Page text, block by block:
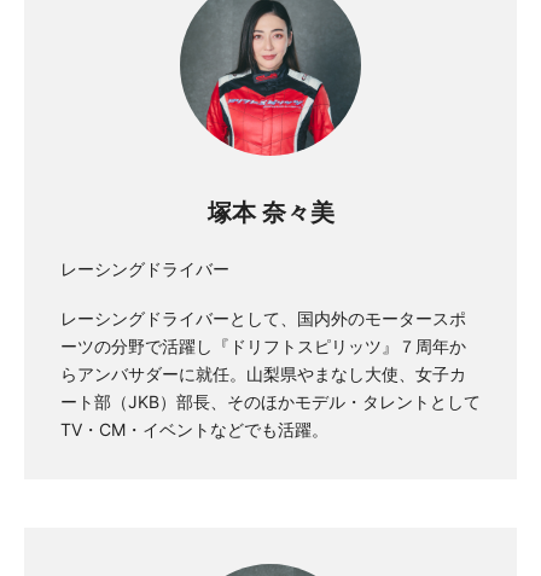
塚本 奈々美
レーシングドライバー
レーシングドライバーとして、国内外のモータースポ
ーツの分野で活躍し『ドリフトスピリッツ』７周年か
らアンバサダーに就任。山梨県やまなし大使、女子カ
ート部（JKB）部長、そのほかモデル・タレントとして
TV・CM・イベントなどでも活躍。